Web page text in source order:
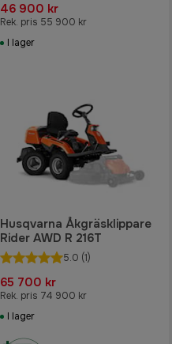
46 900 kr
Rek. pris 55 900 kr
I lager
Husqvarna Åkgräsklippare
Rider AWD R 216T
5.0 (1)
65 700 kr
Rek. pris 74 900 kr
I lager